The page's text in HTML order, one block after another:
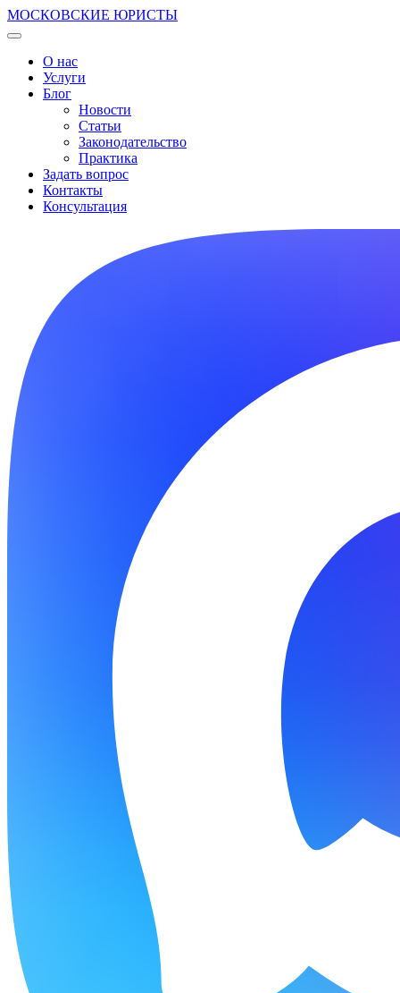
МОСКОВСКИЕ ЮРИСТЫ
О нас
Услуги
Блог
Новости
Статьи
Законодательство
Практика
Задать вопрос
Контакты
Консультация